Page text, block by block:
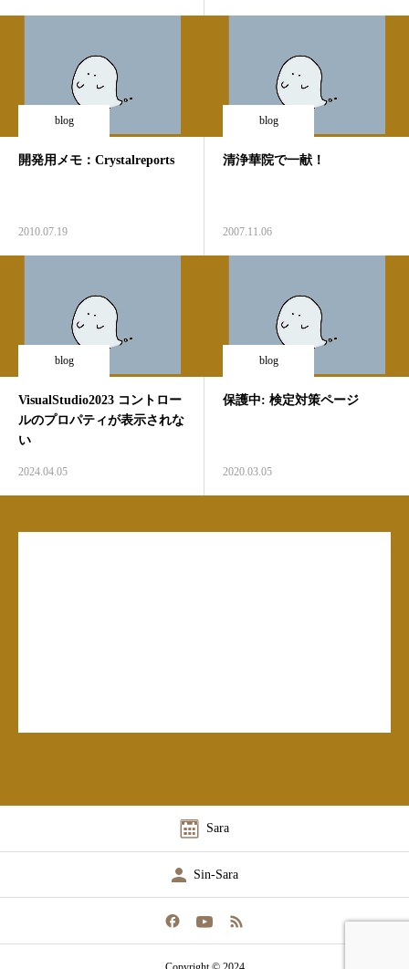
blog
開発用メモ：Crystalreports
2010.07.19
blog
清浄華院で一献！
2007.11.06
blog
VisualStudio2023 コントロー
ルのプロパティが表示されな
い
2024.04.05
blog
保護中: 検定対策ページ
2020.03.05
Sara
Sin-Sara